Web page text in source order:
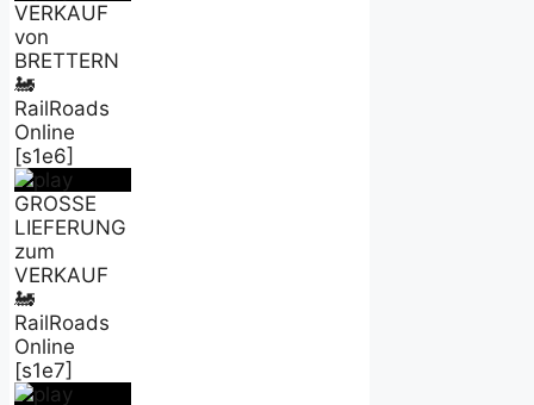
VERKAUF
von
BRETTERN
🚂
RailRoads
Online
[s1e6]
GROSSE
LIEFERUNG
zum
VERKAUF
🚂
RailRoads
Online
[s1e7]